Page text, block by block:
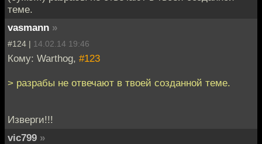
теме.
vasmann »
#124 | 14.02.14 19:46
Кому: Warthog, #123
> разрабы не отвечают в твоей созданной теме.
Изверги!!!
vic799 »